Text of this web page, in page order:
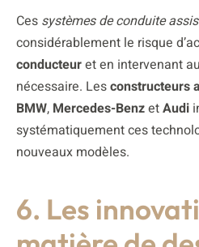
Ces systèmes de conduite
considérablement le risque
conducteuret en intervenant
nécessaire. Lesconstructeurs
BMW, Mercedes-BenzetAudi
systématiquement ces
nouveaux modèles.
6. Les